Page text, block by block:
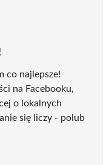
co najlepsze!
na Facebooku,
o lokalnych
się liczy - polub